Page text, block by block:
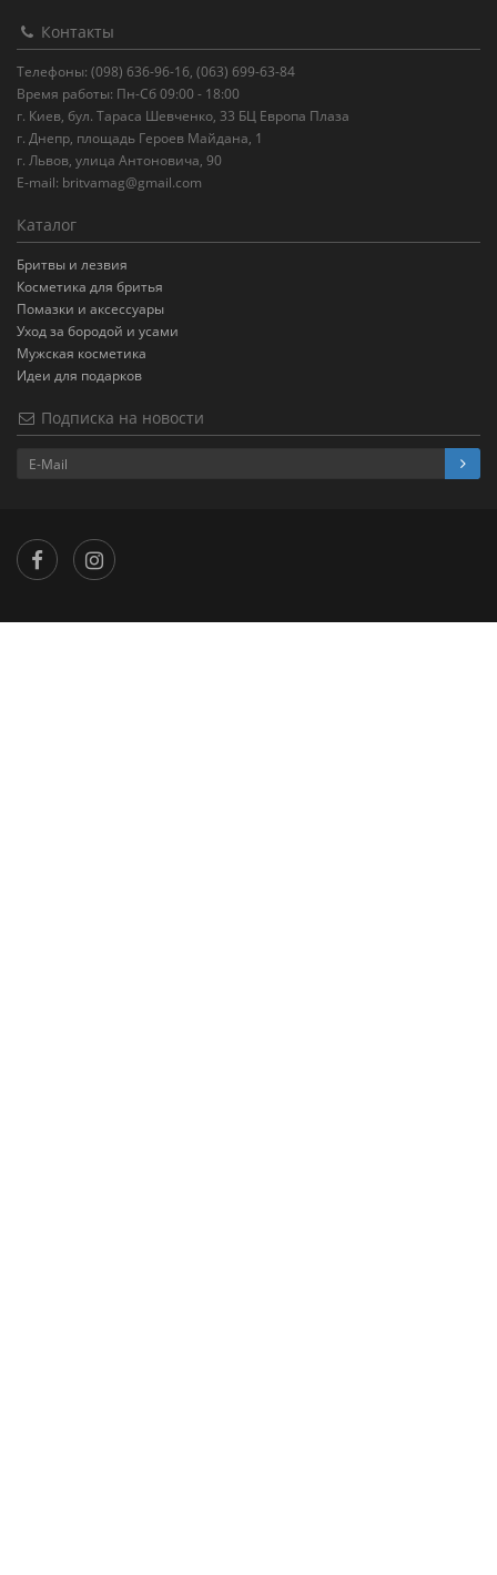
Контакты
Телефоны: (098) 636-96-16, (063) 699-63-84
Время работы: Пн-Сб 09:00 - 18:00
г. Киев, бул. Тараса Шевченко, 33 БЦ Европа Плаза
г. Днепр, площадь Героев Майдана, 1
г. Львов, улица Антоновича, 90
E-mail: britvamag@gmail.com
Каталог
Бритвы и лезвия
Косметика для бритья
Помазки и аксессуары
Уход за бородой и усами
Мужская косметика
Идеи для подарков
Подписка на новости